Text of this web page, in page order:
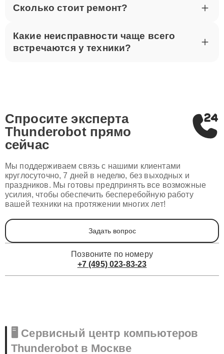
Сколько стоит ремонт?
Какие неисправности чаще всего
встречаются у техники?
Спросите эксперта
Thunderobot прямо
сейчас
Мы поддерживаем связь с нашими клиентами
круглосуточно, 7 дней в неделю, без выходных и
праздников. Мы готовы предпринять все возможные
усилия, чтобы обеспечить бесперебойную работу
вашей техники на протяжении многих лет!
Задать вопрос
Позвоните по номеру
+7 (495) 023-83-23
🖥️ Сервисный центр компьютеров
Thunderobot в Москве